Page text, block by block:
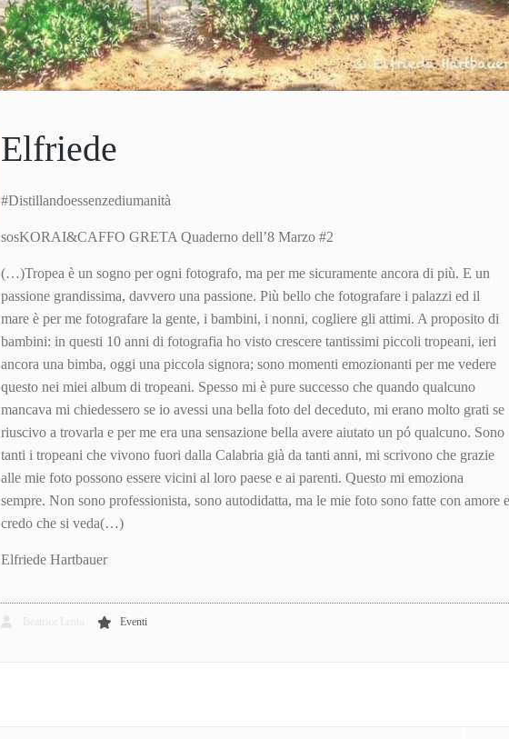
Elfriede
#Distillandoessenzediumanità
sosKORAI&CAFFO GRETA Quaderno dell’8 Marzo #2
(…)Tropea è un sogno per ogni fotografo, ma per me sicuramente ancora di più. E un
passione grandissima, davvero una passione. Più bello che fotografare i palazzi ed il
mare è per me fotografare la gente, i bambini, i nonni, cogliere gli attimi. A proposito di
bambini: in questi 10 anni di fotografia ho visto crescere tantissimi piccoli tropeani, ieri
ancora una bimba, oggi una piccola signora; sono momenti emozionanti per me vedere
questo nei miei album di tropeani. Spesso mi è pure successo che quando qualcuno
mancava mi chiedessero se io avessi una bella foto del deceduto, mi erano molto grati se
riuscivo a trovarla e per me era una sensazione bella avere aiutato un pó qualcuno. Sono
tanti i tropeani che vivono fuori dalla Calabria già da tanti anni, mi scrivono che grazie
alle mie foto possono essere vicini al loro paese e ai parenti. Questo mi emoziona
sempre. Non sono professionista, sono autodidatta, ma le mie foto sono fatte con amore e
credo che si veda(…)
Elfriede Hartbauer
Eventi